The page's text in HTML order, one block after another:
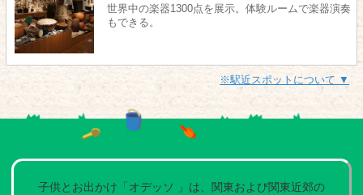
世界中の楽器1300点を展示。体験ルームで楽器演奏
もできる。
※駅近スポットについて ▼
子供とお出かけ「オデッソ 」は、関東および関東近郊の